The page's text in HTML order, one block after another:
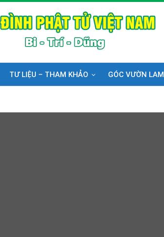
TƯ LIỆU – THAM KHẢO GÓC VƯỜN LAM